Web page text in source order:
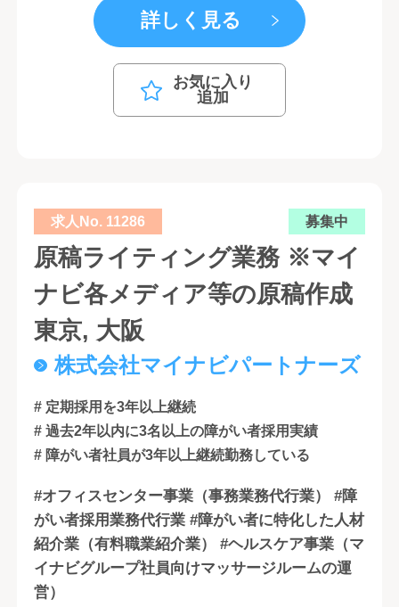
詳しく見る
お気に入り
追加
求人No. 11286 募集中
原稿ライティング業務 ※マイ
ナビ各メディア等の原稿作成
東京, 大阪
株式会社マイナビパートナーズ
# 定期採用を3年以上継続
# 過去2年以内に3名以上の障がい者採用実績
# 障がい者社員が3年以上継続勤務している
#オフィスセンター事業（事務業務代行業） #障
がい者採用業務代行業 #障がい者に特化した人材
紹介業（有料職業紹介業） #ヘルスケア事業（マ
イナビグループ社員向けマッサージルームの運
営）